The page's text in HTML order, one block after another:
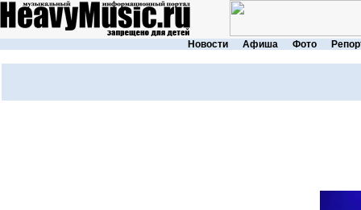
Новости Афиша Фото